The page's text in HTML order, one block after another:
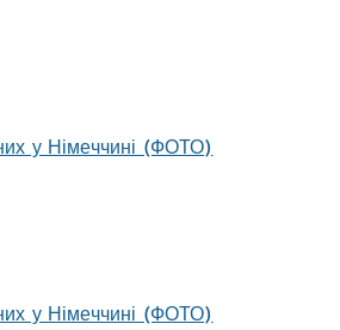
у Німеччині (ФОТО)
у Німеччині (ФОТО)